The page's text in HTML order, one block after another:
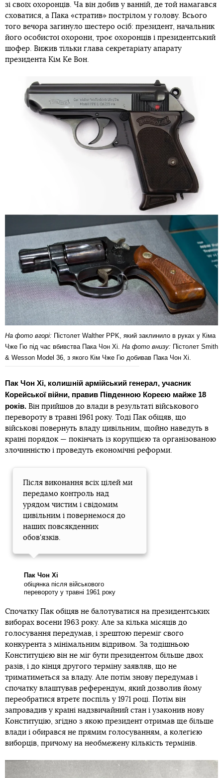
зі своїх охоронців. Ча він добив у ванній, де той намагався
сховатися, а Пака «стратив» пострілом у голову. Всього
того вечора загинуло шестеро осіб: президент, начальник
його особистої охорони, троє охоронців і президентський
шофер. Вижив тільки глава секретаріату апарату
президента Кім Ке Вон.
На фото вгорі: Пістолет Walther PPK, який заклинило в руках у Кіма
Чже Гю під час вбивства Пака Чон Хі. На фото внизу: Пістолет Smith
& Wesson Model 36, з якого Кім Чже Гю добивав Пака Чон Хі.
Пак Чон Хі, колишній армійський генерал, учасник
Корейської війни, правив Південною Кореєю майже 18
років. Він прийшов до влади в результаті військового
перевороту в травні 1961 року. Тоді Пак обіцяв, що
військові повернуть владу цивільним, щойно наведуть в
країні порядок — покінчать із корупцією та організованою
злочинністю і проведуть економічні реформи.
Після виконання всіх цілей ми
передамо контроль над
урядом чистим і свідомим
цивільним і повернемося до
наших повсякденних
обов'язків.
Пак Чон Хі
обіцянка після військового
перевороту у травні 1961 року
Спочатку Пак обіцяв не балотуватися на президентських
виборах восени 1963 року. Але за кілька місяців до
голосування передумав, і зрештою переміг свого
конкурента з мінімальним відривом. За тодішньою
Конституцією він не міг бути президентом більше двох
разів, і до кінця другого терміну заявляв, що не
триматиметься за владу. Але потім знову передумав і
спочатку влаштував референдум, який дозволив йому
переобратися втретє поспіль у 1971 році. Потім він
запровадив у країні надзвичайний стан і узаконив нову
Конституцію, згідно з якою президент отримав ще більше
влади і обирався не прямим голосуванням, а колегією
виборців, причому на необмежену кількість термінів.